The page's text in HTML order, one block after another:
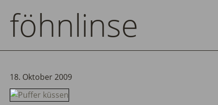
föhnlinse
18. Oktober 2009